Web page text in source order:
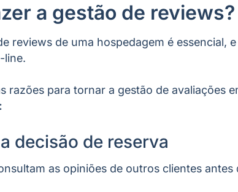
a gestão de reviews?
reviews de uma hospedagem é essencial,
line.
razões para tornar a gestão de avaliações
decisão de reserva
as opiniões de outros clientes antes